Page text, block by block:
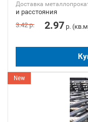
Доставка
и расстояния
3.42р. 2.97 р.
New